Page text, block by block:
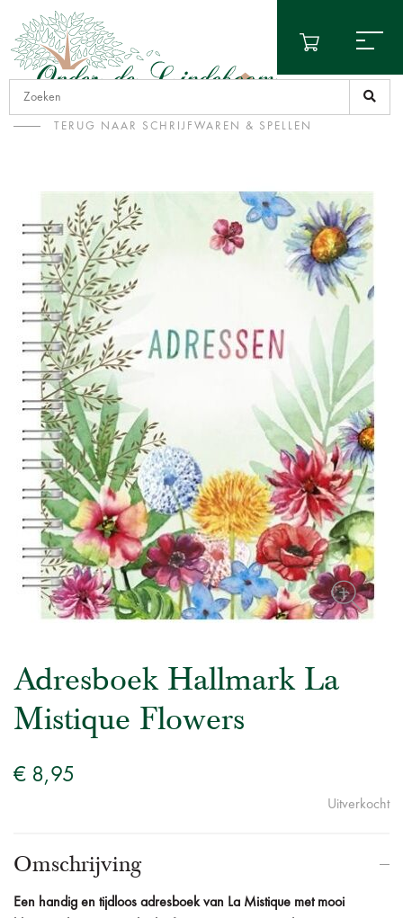
TERUG NAAR SCHRIJFWAREN & SPELLEN
Adresboek Hallmark La
Mistique Flowers
€ 8,95
Uitverkocht
Omschrijving
Een handig en tijdloos adresboek van La Mistique met mooi